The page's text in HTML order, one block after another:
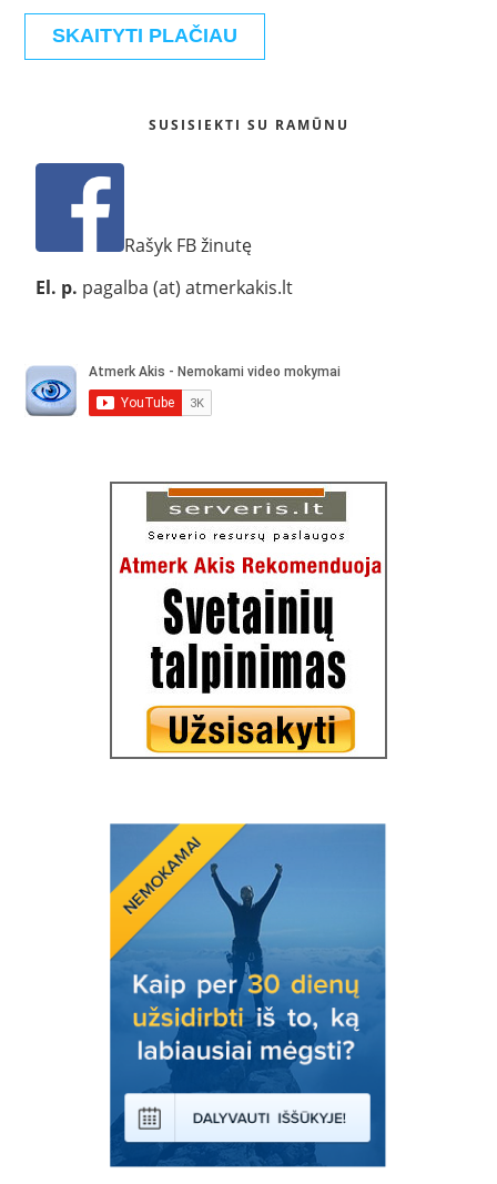
SKAITYTI PLAČIAU
SUSISIEKTI SU RAMŪNU
Rašyk FB žinutę
El. p. pagalba (at) atmerkakis.lt